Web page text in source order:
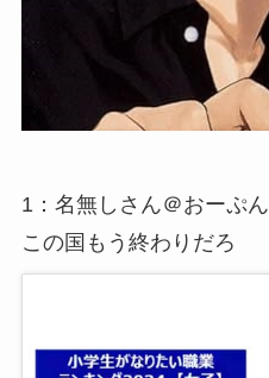
1 ： 名無しさん＠おーぷん
この国もう終わりだろ